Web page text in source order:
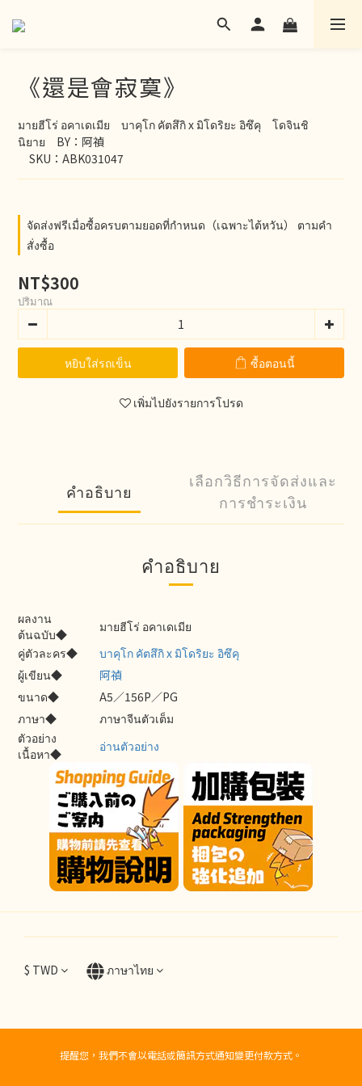
《還是會寂寞》
มายฮีโร่ อคาเดเมีย　บาคุโก คัตสึกิ x มิโดริยะ อิซึคุ　โดจินชิ
นิยาย　BY：阿禎
SKU：ABK031047
จัดส่งฟรีเมื่อซื้อครบตามยอดที่กำหนด（เฉพาะไต้หวัน） ตามคำ
สั่งซื้อ
NT$300
ปริมาณ
หยิบใส่รถเข็น ซื้อตอนนี้
เพิ่มไปยังรายการโปรด
คำอธิบาย
เลือกวิธีการจัดส่งและ
การชำระเงิน
คำอธิบาย
ผลงาน
ต้นฉบับ◆
มายฮีโร่ อคาเดเมีย
คู่ตัวละคร◆
บาคุโก คัตสึกิ x มิโดริยะ อิซึคุ
ผู้เขียน◆
阿禎
ขนาด◆
A5／156P／PG
ภาษา◆
ภาษาจีนตัวเต็ม
ตัวอย่าง
เนื้อหา◆
อ่านตัวอย่าง
$ TWD ภาษาไทย
提醒您，我們不會以電話或簡訊方式通知變更付款方式。